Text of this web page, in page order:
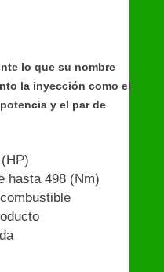
lo que su nombre
la inyección como el
y el par de
hasta 498 (Nm)